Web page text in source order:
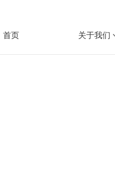
首页 关于我们